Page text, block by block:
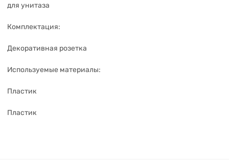
для унитаза
Комплектация:
Декоративная розетка
Используемые материалы:
Пластик
Пластик